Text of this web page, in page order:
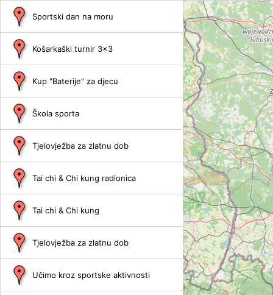
Sportski dan na moru
Košarkaški turnir 3x3
Kup "Baterije" za djecu
Škola sporta
Tjelovježba za zlatnu dob
Tai chi & Chi kung radionica
Tai chi & Chi kung
Tjelovježba za zlatnu dob
Učimo kroz sportske aktivnosti